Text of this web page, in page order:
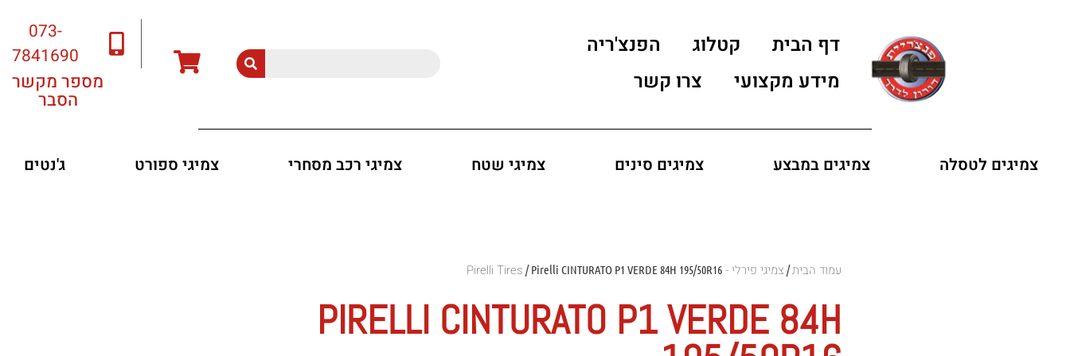
דף הבית קטלוג
הפנצ'ריה
מידע מקצועי
צרו קשר
073-
7841690
מספר מקשר
הסבר
צמיגים לטסלה צמיגים במבצע צמיגים סינים צמיגי שטח צמיגי רכב מסחרי צמיגי ספורט ג'נטים
עמוד הבית/ צמיגי פירלי - Pirelli Tires / Pirelli CINTURATO P1 VERDE 84H 195/50R16
PIRELLI CINTURATO P1 VERDE 84H